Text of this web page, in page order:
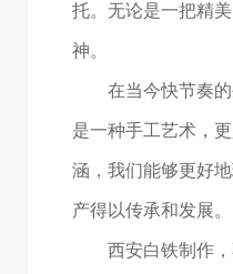
托。无论是一把精
神。
在当今快节奏
是一种手工艺术，
涵，我们能够更好
产得以传承和发展。
西安白铁制作